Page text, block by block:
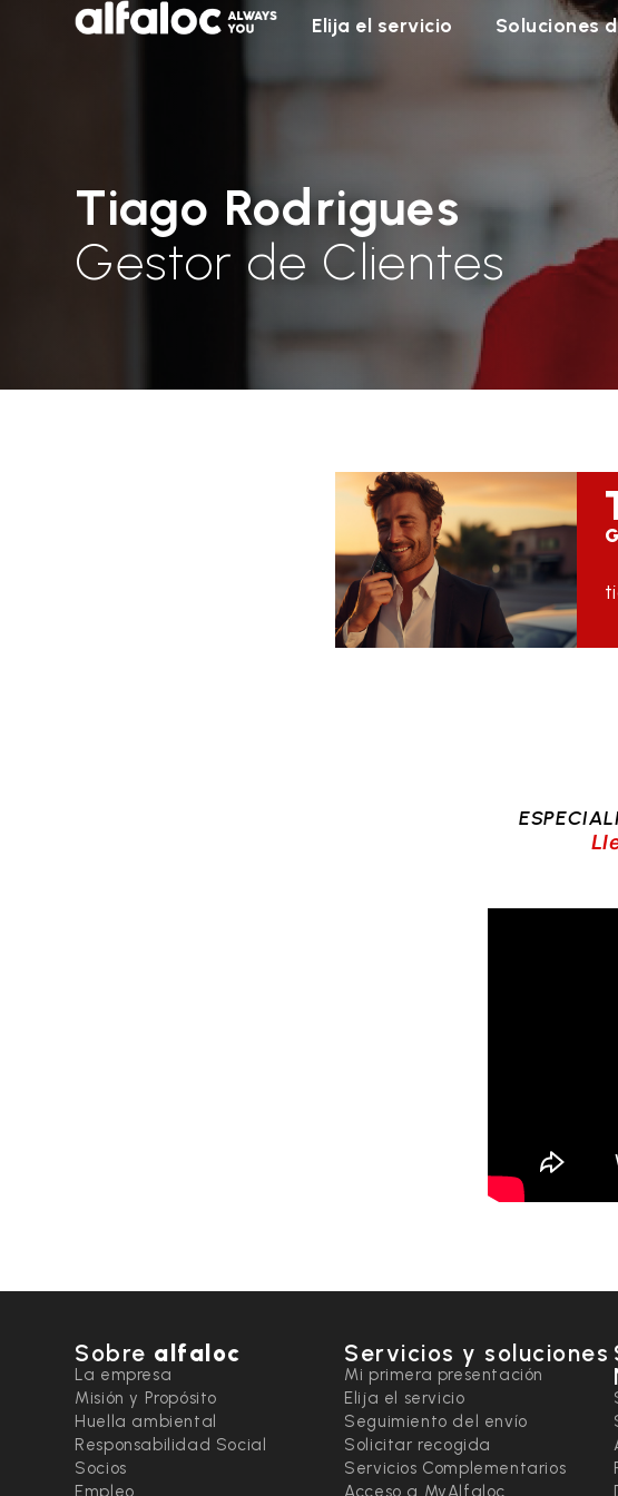
Elija el servicio Soluciones
Tiago Rodrigues
Gestor de Clientes
Sobre alfaloc
La empresa
Misión y Propósito
Huella ambiental
Responsabilidad Social
Socios
Empleo
Servicios y soluciones
Mi primera presentación
Elija el servicio
Seguimiento del envío
Solicitar recogida
Servicios Complementarios
Acceso a MyAlfaloc